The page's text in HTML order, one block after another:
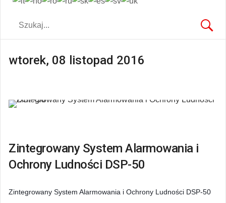
wtorek, 08 listopad 2016
Zintegrowany System Alarmowania i
Ochrony Ludności DSP-50
Zintegrowany System Alarmowania i Ochrony Ludności DSP-50